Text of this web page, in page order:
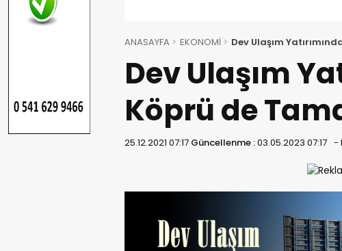
ANASAYFA EKONOMİ Dev Ulaşım
Dev Ulaşım
Köprü de
25.12.2021 07:17 Güncellenme :03.05.2023 07:17 -